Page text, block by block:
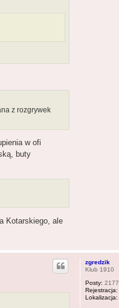
z rozgrywek
w ofi
buty
Kotarskiego, ale
zgredzik
Klub 1910
Posty: 2177
Rejestracja:
Lokalizacja: